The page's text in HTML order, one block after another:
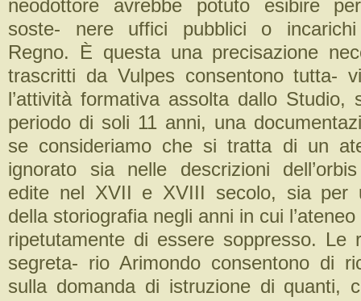
neodottore avrebbe potuto esibire
soste- nere uffici pubblici o incarichi
Regno. È questa una precisazione
trascritti da Vulpes consentono tutta-
l’attività formativa assolta dallo Studio,
periodo di soli 11 anni, una
se consideriamo che si tratta di un
ignorato sia nelle descrizioni
edite nel XVII e XVIII secolo, sia per
della storiografia negli anni in cui
ripetutamente di essere soppresso. Le
segreta- rio Arimondo consentono di
sulla domanda di istruzione di quanti,